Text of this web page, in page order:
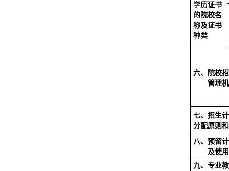
学历证书
的院校名
称及证书
种类
六、院校
管理
七、招生
分配原则
八、预留
及使
九、专业